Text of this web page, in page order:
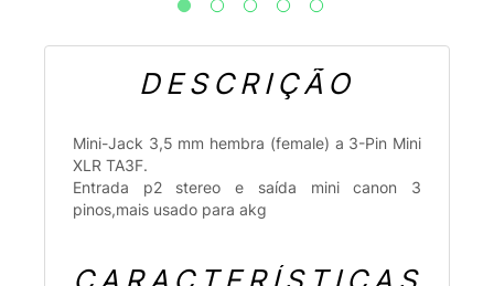
DESCRIÇÃO
Mini-Jack 3,5 mm hembra (female) a 3-Pin Mini
XLR TA3F.
Entrada p2 stereo e saída mini canon 3
pinos,mais usado para akg